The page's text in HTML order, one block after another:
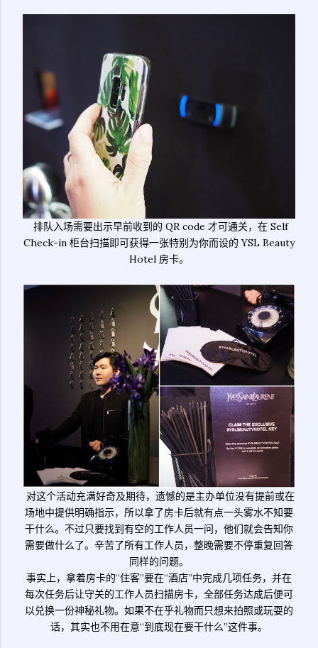
排队入场需要出示早前收到的 QR code 才可通关，在 Self
Check-in 柜台扫描即可获得一张特别为你而设的 YSL Beauty
Hotel 房卡。
对这个活动充满好奇及期待，遗憾的是主办单位没有提前或在
场地中提供明确指示，所以拿了房卡后就有点一头雾水不知要
干什么。不过只要找到有空的工作人员一问，他们就会告知你
需要做什么了。辛苦了所有工作人员，整晚需要不停重复回答
同样的问题。
事实上，拿着房卡的“住客”要在“酒店”中完成几项任务，并在
每次任务后让守关的工作人员扫描房卡，全部任务达成后便可
以兑换一份神秘礼物。如果不在乎礼物而只想来拍照或玩耍的
话，其实也不用在意“到底现在要干什么”这件事。